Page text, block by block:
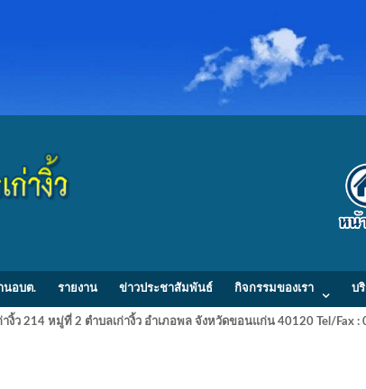
นอบต. รายงาน ข่าวประชาสัมพันธ์ กิจกรรมของเรา บ
งิ้ว 214 หมู่ที่ 2 ตำบลเก่างิ้ว อำเภอพล จังหวัดขอนแก่น 40120 Tel/Fax :